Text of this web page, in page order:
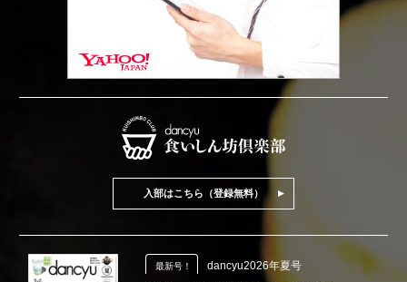
入部はこちら（登録無料）
最新号！ dancyu2026年夏号